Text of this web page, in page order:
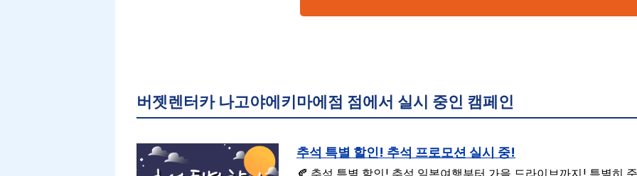
버젯렌터카 나고야에키마에점 점에서 실시 중인 캠페인
추석 특별 할인! 추석 프로모션 실시 중!
🍂 추석 특별 할인! 추석 일본여행부터 가을 드라이브까지! 특별히